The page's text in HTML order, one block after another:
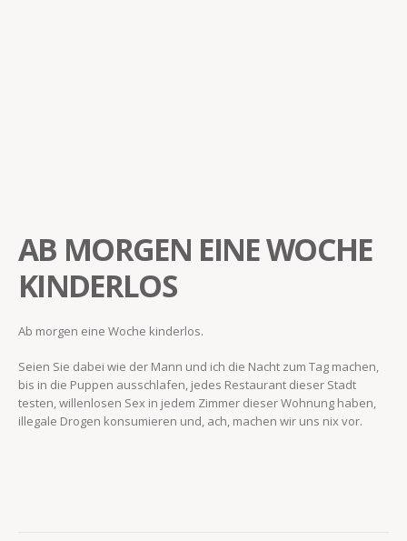
AB MORGEN EINE WOCHE
KINDERLOS
Ab morgen eine Woche kinderlos.
Seien Sie dabei wie der Mann und ich die Nacht zum Tag machen,
bis in die Puppen ausschlafen, jedes Restaurant dieser Stadt
testen, willenlosen Sex in jedem Zimmer dieser Wohnung haben,
illegale Drogen konsumieren und, ach, machen wir uns nix vor.